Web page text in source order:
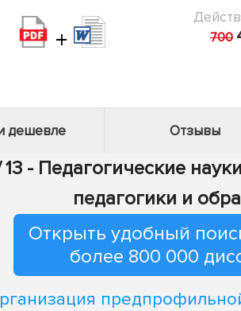
+ 700
дешевле Отзывы
13 - Педагогические науки
педагогики и
Открыть удобный
более 800 000